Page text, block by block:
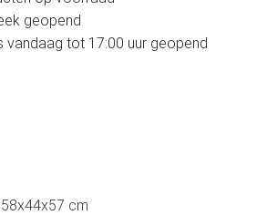
geopend
vandaag tot 17:00 uur geopend
cm